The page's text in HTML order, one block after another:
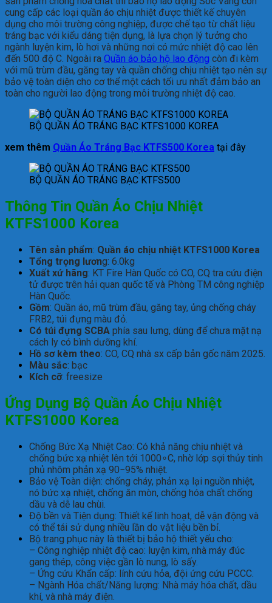
cung cấp các loại quần áo chịu nhiệt được thiết kế chuyên
dụng cho môi trường công nghiệp, được chế tạo từ chất liệu
tráng bạc với kiểu dáng tiện dụng, là lựa chọn lý tưởng cho
ngành luyện kim, lò hơi và những nơi có mức nhiệt độ cao lên
đến 500 độ C. Ngoài ra Quần áo bảo hộ lao động còn đi kèm
với mũ trùm đầu, găng tay và quần chống chịu nhiệt tạo nên sự
bảo vệ toàn diện cho cơ thể một cách tối ưu nhất đảm bảo an
toàn cho người lao động trong môi trường nhiệt độ cao.
BỘ QUẦN ÁO TRÁNG BẠC KTFS1000 KOREA
xem thêm Quần Áo Tráng Bạc KTFS500 Korea tại đây
BỘ QUẦN ÁO TRÁNG BẠC KTFS500
Thông Tin Quần Áo Chịu Nhiệt
KTFS1000 Korea
Tên sản phẩm: Quần áo chịu nhiệt KTFS1000 Korea
Tổng trọng lương: 6.0kg
Xuất xứ hãng: KT Fire Hàn Quốc có CO, CQ tra cứu điện
tử được trên hải quan quốc tế và Phòng TM công nghiệp
Hàn Quốc.
Gồm: Quần áo, mũ trùm đầu, găng tay, ủng chống cháy
FRB2, túi đựng màu đỏ.
Có túi đựng SCBA phía sau lưng, dùng để chưa mặt nạ
cách ly có bình dưỡng khí.
Hồ sơ kèm theo: CO, CQ nhà sx cấp bản gốc năm 2025.
Màu sắc: bạc
Kích cỡ: freesize
Ứng Dụng Bộ Quần Áo Chịu Nhiệt
KTFS1000 Korea
Chống Bức Xạ Nhiệt Cao: Có khả năng chịu nhiệt và
chống bức xạ nhiệt lên tới 1000∘C, nhờ lớp sợi thủy tinh
phủ nhôm phản xạ 90−95% nhiệt.
Bảo vệ Toàn diện: chống cháy, phản xạ lại nguồn nhiệt,
nó bức xạ nhiệt, chống ăn mòn, chống hóa chất chống
dầu và dễ lau chùi.
Độ bền và Tiện dụng: Thiết kế linh hoạt, dễ vận động và
có thể tái sử dụng nhiều lần do vật liệu bền bỉ.
Bộ trang phục này là thiết bị bảo hộ thiết yếu cho:
– Công nghiệp nhiệt độ cao: luyện kim, nhà máy đúc
gang thép, công việc gần lò nung, lò sấy.
– Ứng cứu Khẩn cấp: lính cứu hỏa, đội ứng cứu PCCC.
– Ngành Hóa chất/Năng lượng: Nhà máy hóa chất, dầu
khí, và nhà máy điện.